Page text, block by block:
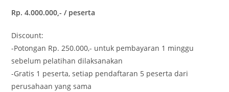
Rp. 4.000.000,- / peserta
Discount:
-Potongan Rp. 250.000,- untuk pembayaran 1 minggu
sebelum pelatihan dilaksanakan
-Gratis 1 peserta, setiap pendaftaran 5 peserta dari
perusahaan yang sama